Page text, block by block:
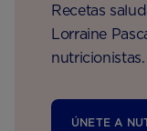
Recetas
Lorraine
nutricionistas.
ÚNETE A